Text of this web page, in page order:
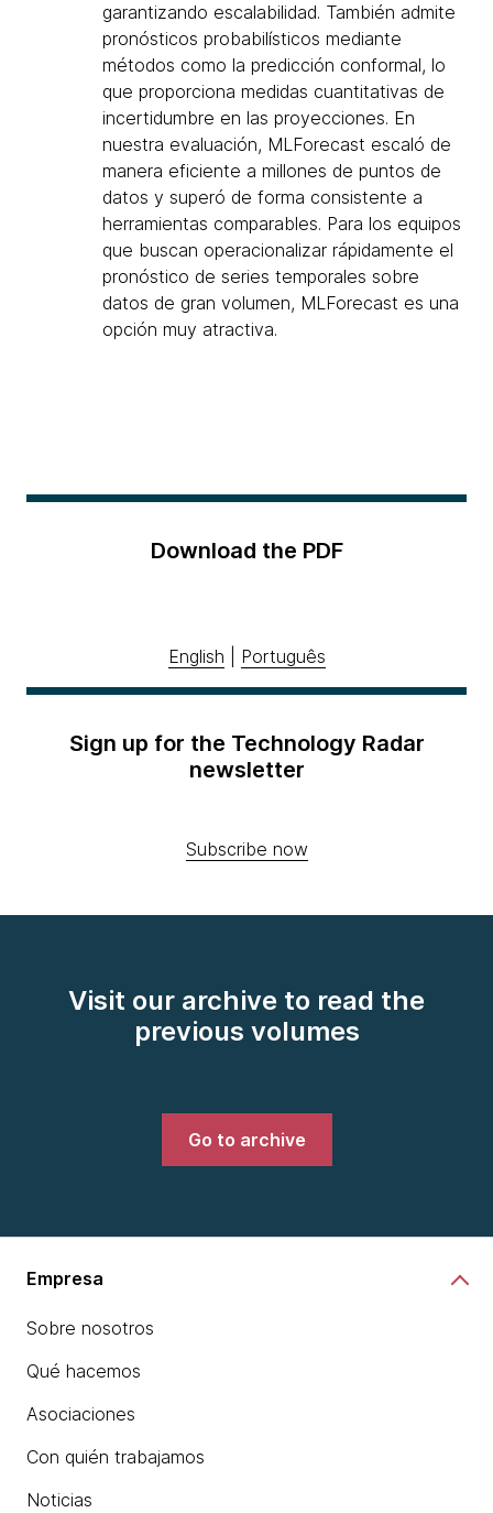
garantizando escalabilidad. También admite
pronósticos probabilísticos mediante
métodos como la predicción conformal, lo
que proporciona medidas cuantitativas de
incertidumbre en las proyecciones. En
nuestra evaluación, MLForecast escaló de
manera eficiente a millones de puntos de
datos y superó de forma consistente a
herramientas comparables. Para los equipos
que buscan operacionalizar rápidamente el
pronóstico de series temporales sobre
datos de gran volumen, MLForecast es una
opción muy atractiva.
Download the PDF
English Português
Sign up for the Technology Radar
newsletter
Subscribe now
Visit our archive to read the
previous volumes
Go to archive
Empresa
Sobre nosotros
Qué hacemos
Asociaciones
Con quién trabajamos
Noticias